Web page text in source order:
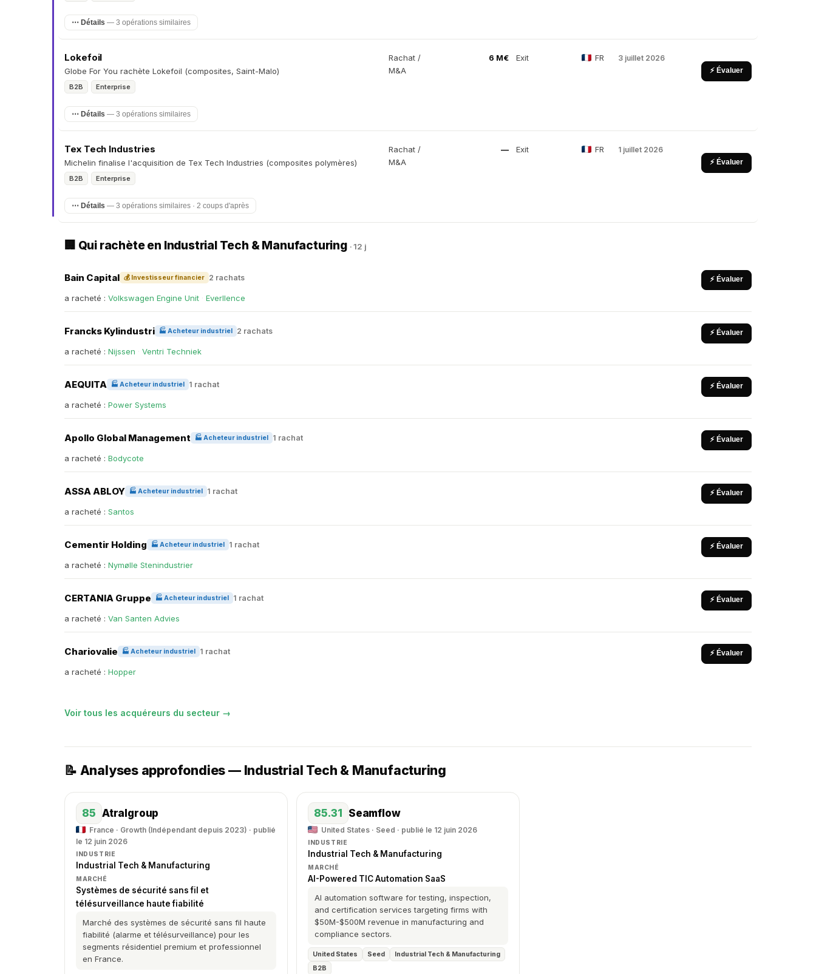
⋯ Détails — 3 opérations similaires
Lokefoil
Globe For You rachète Lokefoil (composites, Saint-Malo)
B2B Enterprise
Rachat /
M&A
6 M€ Exit FR 3 juillet 2026
⚡ Évaluer
⋯ Détails — 3 opérations similaires
Tex Tech Industries
Michelin finalise l'acquisition de Tex Tech Industries (composites polymères)
B2B Enterprise
Rachat /
M&A
— Exit FR 1 juillet 2026
⚡ Évaluer
⋯ Détails — 3 opérations similaires · 2 coups d'après
🏢 Qui rachète en Industrial Tech & Manufacturing · 12 j
Bain Capital 💰 Investisseur financier 2 rachats ⚡ Évaluer
a racheté : Volkswagen Engine Unit Everllence
Francks Kylindustri 🏭 Acheteur industriel 2 rachats ⚡ Évaluer
a racheté : Nijssen Ventri Techniek
AEQUITA 🏭 Acheteur industriel 1 rachat ⚡ Évaluer
a racheté : Power Systems
Apollo Global Management 🏭 Acheteur industriel 1 rachat ⚡ Évaluer
a racheté : Bodycote
ASSA ABLOY 🏭 Acheteur industriel 1 rachat ⚡ Évaluer
a racheté : Santos
Cementir Holding 🏭 Acheteur industriel 1 rachat ⚡ Évaluer
a racheté : Nymølle Stenindustrier
CERTANIA Gruppe 🏭 Acheteur industriel 1 rachat ⚡ Évaluer
a racheté : Van Santen Advies
Chariovalie 🏭 Acheteur industriel 1 rachat ⚡ Évaluer
a racheté : Hopper
Voir tous les acquéreurs du secteur →
📝 Analyses approfondies — Industrial Tech & Manufacturing
85 Atralgroup
France · Growth (Indépendant depuis 2023) · publié
le 12 juin 2026
INDUSTRIE
Industrial Tech & Manufacturing
MARCHÉ
Systèmes de sécurité sans fil et
télésurveillance haute fiabilité
Marché des systèmes de sécurité sans fil haute
fiabilité (alarme et télésurveillance) pour les
segments résidentiel premium et professionnel
en France.
85.31 Seamflow
United States · Seed · publié le 12 juin 2026
INDUSTRIE
Industrial Tech & Manufacturing
MARCHÉ
AI-Powered TIC Automation SaaS
AI automation software for testing, inspection,
and certification services targeting firms with
$50M-$500M revenue in manufacturing and
compliance sectors.
United States Seed
Industrial Tech & Manufacturing
B2B